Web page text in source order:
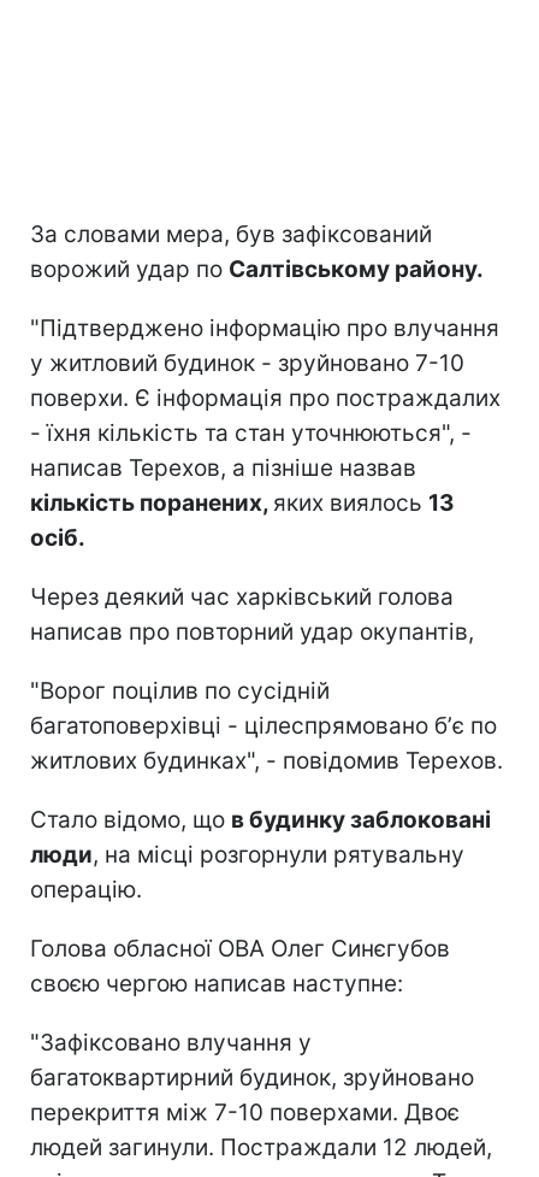
За словами мера, був зафіксований
ворожий удар по Салтівському району.
"Підтверджено інформацію про влучання
у житловий будинок - зруйновано 7-10
поверхи. Є інформація про постраждалих
- їхня кількість та стан уточнюються", -
написав Терехов, а пізніше назвав
кількість поранених, яких виялось 13
осіб.
Через деякий час харківський голова
написав про повторний удар окупантів,
"Ворог поцілив по сусідній
багатоповерхівці - цілеспрямовано бʼє по
житлових будинках", - повідомив Терехов.
Стало відомо, що в будинку заблоковані
люди, на місці розгорнули рятувальну
операцію.
Голова обласної ОВА Олег Синєгубов
своєю чергою написав наступне:
"Зафіксовано влучання у
багатоквартирний будинок, зруйновано
перекриття між 7-10 поверхами. Двоє
людей загинули. Постраждали 12 людей,